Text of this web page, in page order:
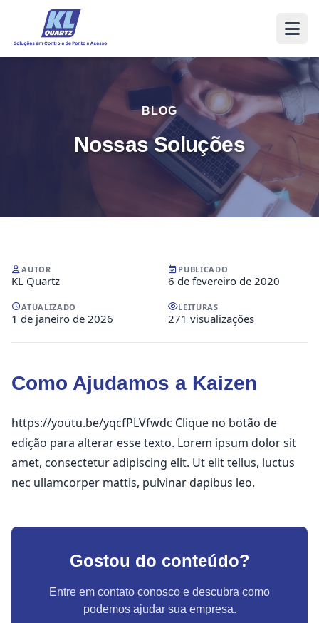
BLOG
Nossas Soluções
AUTOR
KL Quartz
PUBLICADO
6 de fevereiro de 2020
ATUALIZADO
1 de janeiro de 2026
LEITURAS
271 visualizações
Como Ajudamos a Kaizen
https://youtu.be/yqcfPLVfwdc Clique no botão de
edição para alterar esse texto. Lorem ipsum dolor sit
amet, consectetur adipiscing elit. Ut elit tellus, luctus
nec ullamcorper mattis, pulvinar dapibus leo.
Gostou do conteúdo?
Entre em contato conosco e descubra como
podemos ajudar sua empresa.